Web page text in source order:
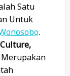
Satu
Untuk
.
Merupakan